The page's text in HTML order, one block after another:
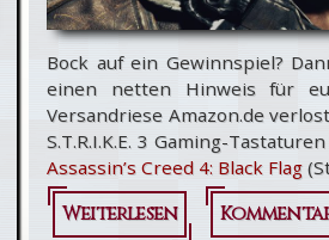
Bock auf ein Gewinnspiel?
einen netten Hinweis für
Versandriese Amazon.de
S.T.R.I.K.E. 3 Gaming-
Assassin’s Creed 4: Black Flag
Weiterlesen
über